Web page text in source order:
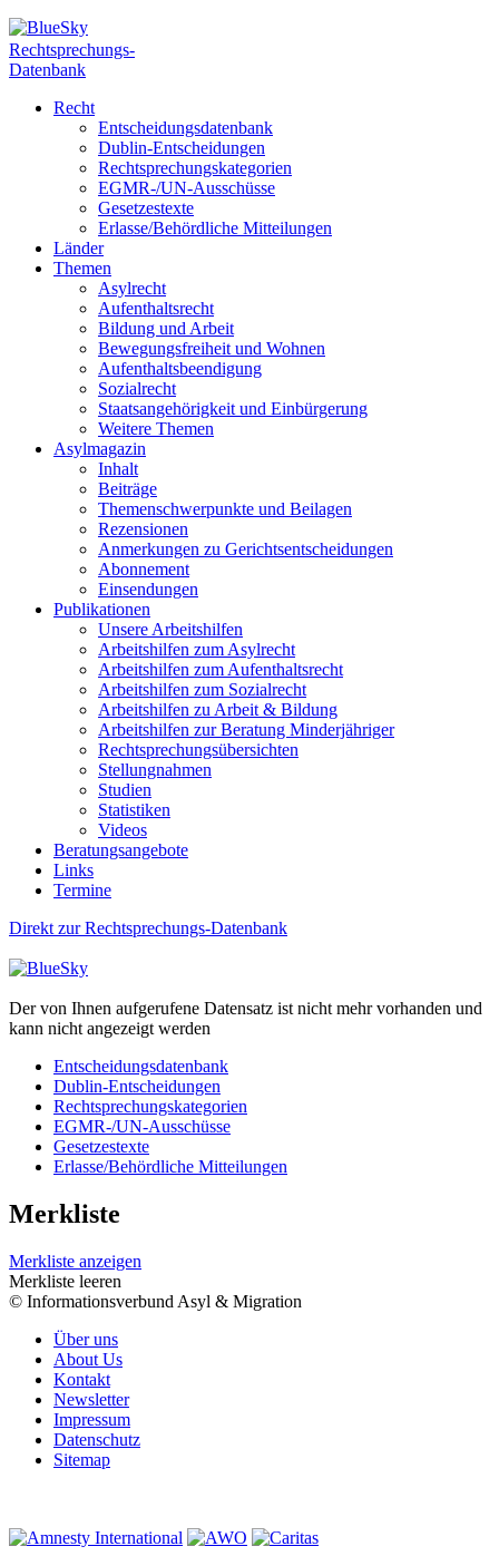
Rechtsprechungs-
Datenbank
Recht
Entscheidungsdatenbank
Dublin-Entscheidungen
Rechtsprechungskategorien
EGMR-/UN-Ausschüsse
Gesetzestexte
Erlasse/Behördliche Mitteilungen
Länder
Themen
Asylrecht
Aufenthaltsrecht
Bildung und Arbeit
Bewegungsfreiheit und Wohnen
Aufenthaltsbeendigung
Sozialrecht
Staatsangehörigkeit und Einbürgerung
Weitere Themen
Asylmagazin
Inhalt
Beiträge
Themenschwerpunkte und Beilagen
Rezensionen
Anmerkungen zu Gerichtsentscheidungen
Abonnement
Einsendungen
Publikationen
Unsere Arbeitshilfen
Arbeitshilfen zum Asylrecht
Arbeitshilfen zum Aufenthaltsrecht
Arbeitshilfen zum Sozialrecht
Arbeitshilfen zu Arbeit & Bildung
Arbeitshilfen zur Beratung Minderjähriger
Rechtsprechungsübersichten
Stellungnahmen
Studien
Statistiken
Videos
Beratungsangebote
Links
Termine
Direkt zur Rechtsprechungs-Datenbank
Der von Ihnen aufgerufene Datensatz ist nicht mehr vorhanden und
kann nicht angezeigt werden
Entscheidungsdatenbank
Dublin-Entscheidungen
Rechtsprechungskategorien
EGMR-/UN-Ausschüsse
Gesetzestexte
Erlasse/Behördliche Mitteilungen
Merkliste
Merkliste anzeigen
Merkliste leeren
© Informationsverbund Asyl & Migration
Über uns
About Us
Kontakt
Newsletter
Impressum
Datenschutz
Sitemap